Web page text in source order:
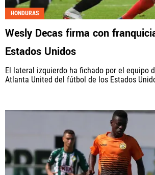
HONDURAS
Wesly Decas firma con
Estados Unidos
El lateral izquierdo ha fichado por el equipo
Atlanta United del fútbol de los Estados